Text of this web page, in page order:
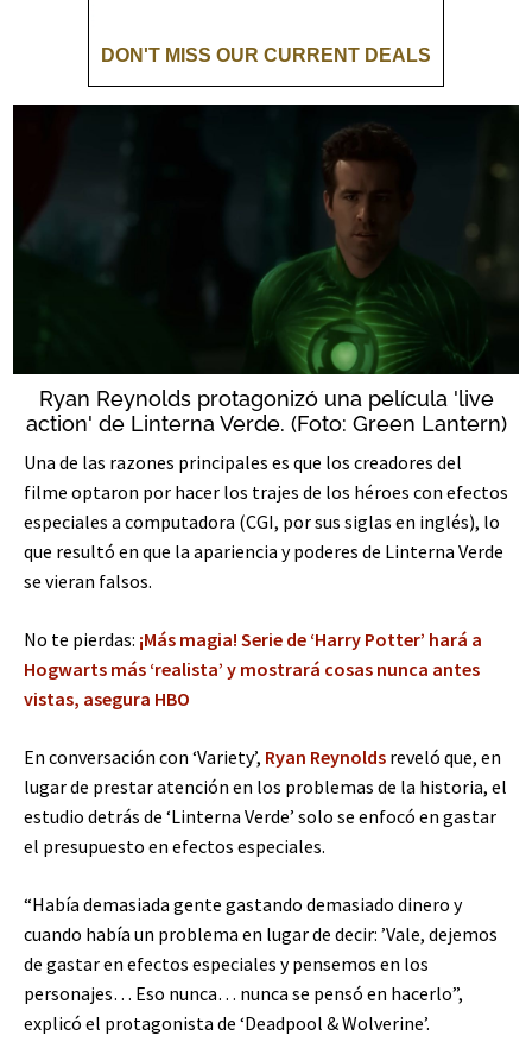
Ryan Reynolds protagonizó una película 'live
action' de Linterna Verde. (Foto: Green Lantern)
Una de las razones principales es que los creadores del
filme optaron por hacer los trajes de los héroes con efectos
especiales a computadora (CGI, por sus siglas en inglés), lo
que resultó en que la apariencia y poderes de Linterna Verde
se vieran falsos.
No te pierdas: ¡Más magia! Serie de ‘Harry Potter’ hará a
Hogwarts más ‘realista’ y mostrará cosas nunca antes
vistas, asegura HBO
En conversación con ‘Variety’, Ryan Reynolds reveló que, en
lugar de prestar atención en los problemas de la historia, el
estudio detrás de ‘Linterna Verde’ solo se enfocó en gastar
el presupuesto en efectos especiales.
“Había demasiada gente gastando demasiado dinero y
cuando había un problema en lugar de decir: ’Vale, dejemos
de gastar en efectos especiales y pensemos en los
personajes… Eso nunca… nunca se pensó en hacerlo”,
explicó el protagonista de ‘Deadpool & Wolverine’.